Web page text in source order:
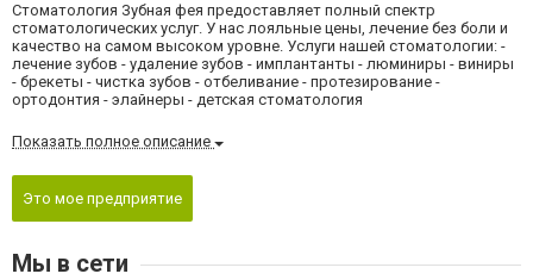
Стоматология Зубная фея предоставляет полный спектр
стоматологических услуг. У нас лояльные цены, лечение без боли и
качество на самом высоком уровне. Услуги нашей стоматологии: -
лечение зубов - удаление зубов - имплантанты - люминиры - виниры
- брекеты - чистка зубов - отбеливание - протезирование -
ортодонтия - элайнеры - детская стоматология
Показать полное описание
Это мое предприятие
Мы в сети